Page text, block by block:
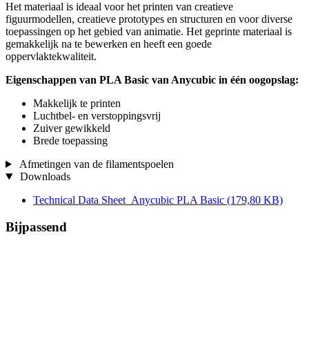
Het materiaal is ideaal voor het printen van creatieve
figuurmodellen, creatieve prototypes en structuren en voor diverse
toepassingen op het gebied van animatie. Het geprinte materiaal is
gemakkelijk na te bewerken en heeft een goede
oppervlaktekwaliteit.
Eigenschappen van PLA Basic van Anycubic in één oogopslag:
Makkelijk te printen
Luchtbel- en verstoppingsvrij
Zuiver gewikkeld
Brede toepassing
Afmetingen van de filamentspoelen
Downloads
Technical Data Sheet_Anycubic PLA Basic (179,80 KB)
Bijpassend